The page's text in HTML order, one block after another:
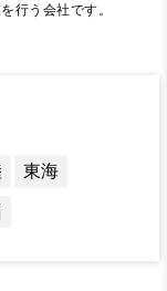
行う会社です。
東海